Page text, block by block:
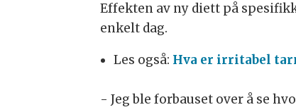
Effekten av ny diett på
enkelt dag.
Les også: Hva er irritabel
- Jeg ble forbauset over å se